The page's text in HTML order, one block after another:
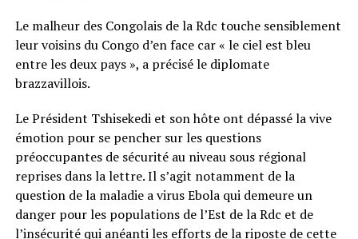
Le malheur des Congolais de la Rdc touche sensiblement
leur voisins du Congo d’en face car « le ciel est bleu
entre les deux pays », a précisé le diplomate
brazzavillois.
Le Président Tshisekedi et son hôte ont dépassé la vive
émotion pour se pencher sur les questions
préoccupantes de sécurité au niveau sous régional
reprises dans la lettre. Il s’agit notamment de la
question de la maladie a virus Ebola qui demeure un
danger pour les populations de l’Est de la Rdc et de
l’insécurité qui anéanti les efforts de la riposte de cette